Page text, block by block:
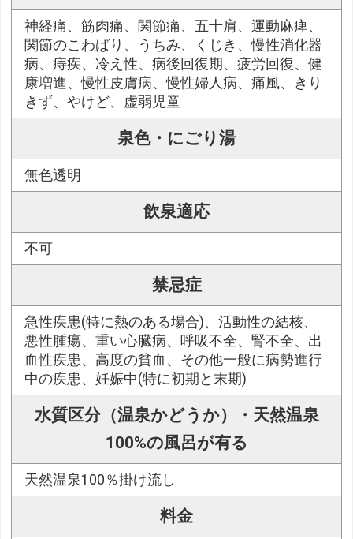
神経痛、筋肉痛、関節痛、五十肩、運動麻痺、
関節のこわばり、うちみ、くじき、慢性消化器
病、痔疾、冷え性、病後回復期、疲労回復、健
康増進、慢性皮膚病、慢性婦人病、痛風、きり
きず、やけど、虚弱児童
泉色・にごり湯
無色透明
飲泉適応
不可
禁忌症
急性疾患(特に熱のある場合)、活動性の結核、
悪性腫瘍、重い心臓病、呼吸不全、腎不全、出
血性疾患、高度の貧血、その他一般に病勢進行
中の疾患、妊娠中(特に初期と末期)
水質区分（温泉かどうか）・天然温泉
100%の風呂が有る
天然温泉100％掛け流し
料金